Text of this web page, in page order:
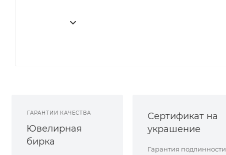
ГАРАНТИИ КАЧЕСТВА
Ювелирная
бирка
Сертификат на
украшение
Гарантия подлинности